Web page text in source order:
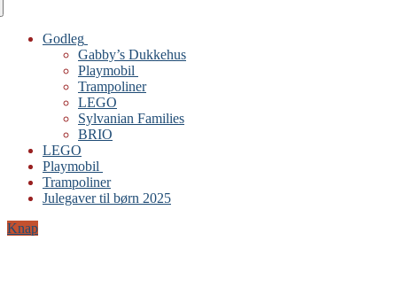
Godleg
Gabby’s Dukkehus
Playmobil
Trampoliner
LEGO
Sylvanian Families
BRIO
LEGO
Playmobil
Trampoliner
Julegaver til børn 2025
Knap